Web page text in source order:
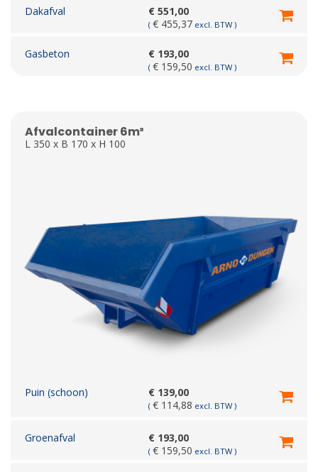
Dakafval € 551,00
(€ 455,37 excl. BTW )
Gasbeton € 193,00
(€ 159,50 excl. BTW )
Afvalcontainer 6m³
L 350 x B 170 x H 100
Puin (schoon) € 139,00
(€ 114,88 excl. BTW )
Groenafval € 193,00
(€ 159,50 excl. BTW )